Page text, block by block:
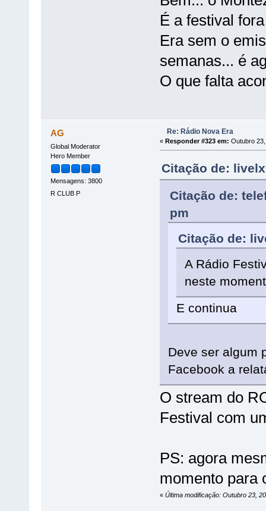
É a festival
Era sem o
semanas... é
O que falta
AG
Global Moderator
Hero Member
Mensagens: 3800
R CLUB P
Re: Rádio Nova Era
« Responder #323 em: Outubro
Citação de:
Citação de:
pm
Citação de:
A Rádio
neste
E continua
Deve ser algum
Facebook a
O stream do
Festival com
PS: agora
momento para
« Última modificação: Outubro 23,